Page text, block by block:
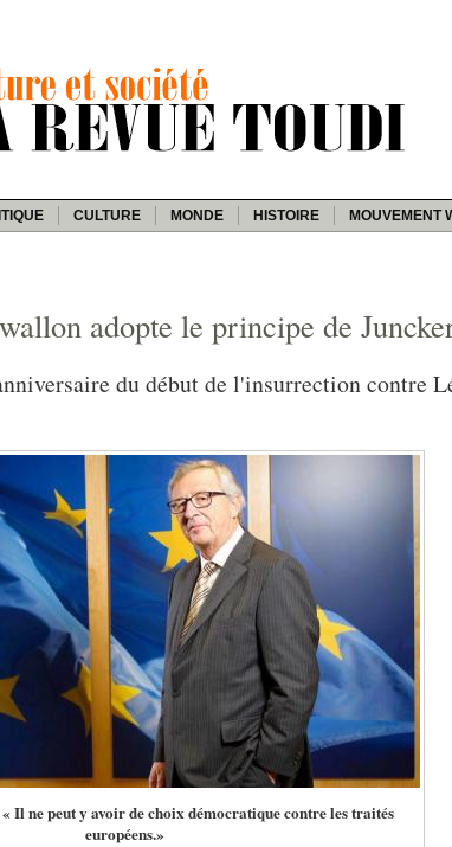
CULTURE MONDE HISTOIRE MOUVEMENT
adopte le principe de
du début de l'insurrection contre
Il ne peut y avoir de choix démocratique contre les traités
européens.»